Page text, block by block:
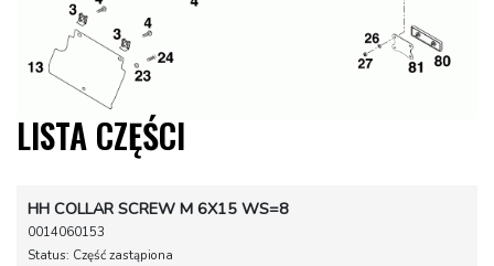
LISTA CZĘŚCI
HH COLLAR SCREW M 6X15 WS=8
0014060153
Status: Część zastąpiona